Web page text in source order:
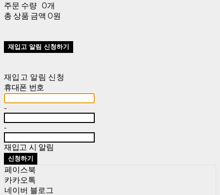
주문 수량 0개
총 상품 금액 0원
재입고 알림 신청하기
재입고 알림 신청
휴대폰 번호
-
-
재입고 시 알림
신청하기
페이스북
카카오톡
네이버 블로그